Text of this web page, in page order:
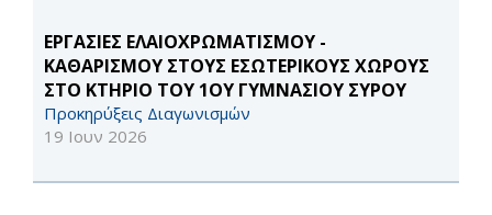
ΕΡΓΑΣΙΕΣ ΕΛΑΙΟΧΡΩΜΑΤΙΣΜΟΥ -
ΚΑΘΑΡΙΣΜΟΥ ΣΤΟΥΣ ΕΣΩΤΕΡΙΚΟΥΣ ΧΩΡΟΥΣ
ΣΤΟ ΚΤΗΡΙΟ ΤΟΥ 1ΟΥ ΓΥΜΝΑΣΙΟΥ ΣΥΡΟΥ
Προκηρύξεις Διαγωνισμών
19 Ιουν 2026